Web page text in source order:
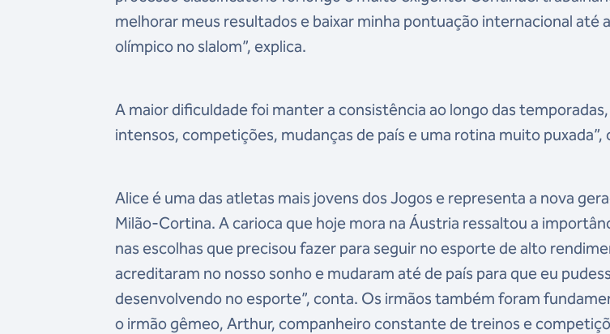
melhorar meus resultados e baixar minha pontuação internacional até
olímpico no slalom”, explica.
A maior dificuldade foi manter a consistência ao longo das
intensos, competições, mudanças de país e uma rotina muito puxada”,
Alice é uma das atletas mais jovens dos Jogos e representa a nova
Milão-Cortina. A carioca que hoje mora na Áustria ressaltou a
nas escolhas que precisou fazer para seguir no esporte de alto
acreditaram no nosso sonho e mudaram até de país para que eu
desenvolvendo no esporte”, conta. Os irmãos também foram
o irmão gêmeo, Arthur, companheiro constante de treinos e